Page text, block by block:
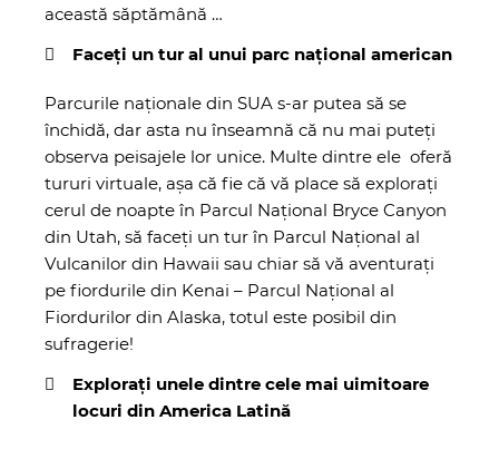
această săptămână …
Faceți un tur al unui parc național american
Parcurile naționale din SUA s-ar putea să se
închidă, dar asta nu înseamnă că nu mai puteți
observa peisajele lor unice. Multe dintre ele oferă
tururi virtuale, așa că fie că vă place să explorați
cerul de noapte în Parcul Național Bryce Canyon
din Utah, să faceți un tur în Parcul Național al
Vulcanilor din Hawaii sau chiar să vă aventurați
pe fiordurile din Kenai – Parcul Național al
Fiordurilor din Alaska, totul este posibil din
sufragerie!
Explorați unele dintre cele mai uimitoare
locuri din America Latină